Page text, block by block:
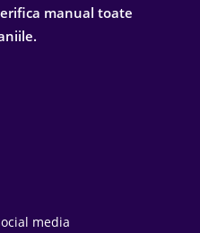
manual toate
media